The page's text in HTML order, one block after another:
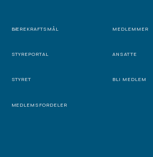
BÆREKRAFTSMÅL MEDLEMMER
STYREPORTAL ANSATTE
STYRET BLI MEDLEM
MEDLEMSFORDELER